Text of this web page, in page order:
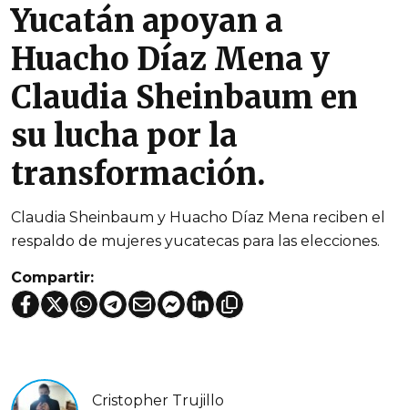
Yucatán apoyan a
Huacho Díaz Mena y
Claudia Sheinbaum en
su lucha por la
transformación.
Claudia Sheinbaum y Huacho Díaz Mena reciben el
respaldo de mujeres yucatecas para las elecciones.
Compartir:
Cristopher Trujillo